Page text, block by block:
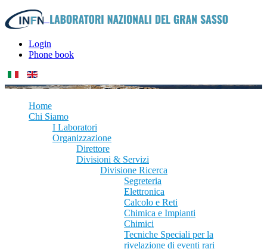
Login
Phone book
Home
Chi Siamo
I Laboratori
Organizzazione
Direttore
Divisioni & Servizi
Divisione Ricerca
Segreteria
Elettronica
Calcolo e Reti
Chimica e Impianti
Chimici
Tecniche Speciali per la
rivelazione di eventi rari